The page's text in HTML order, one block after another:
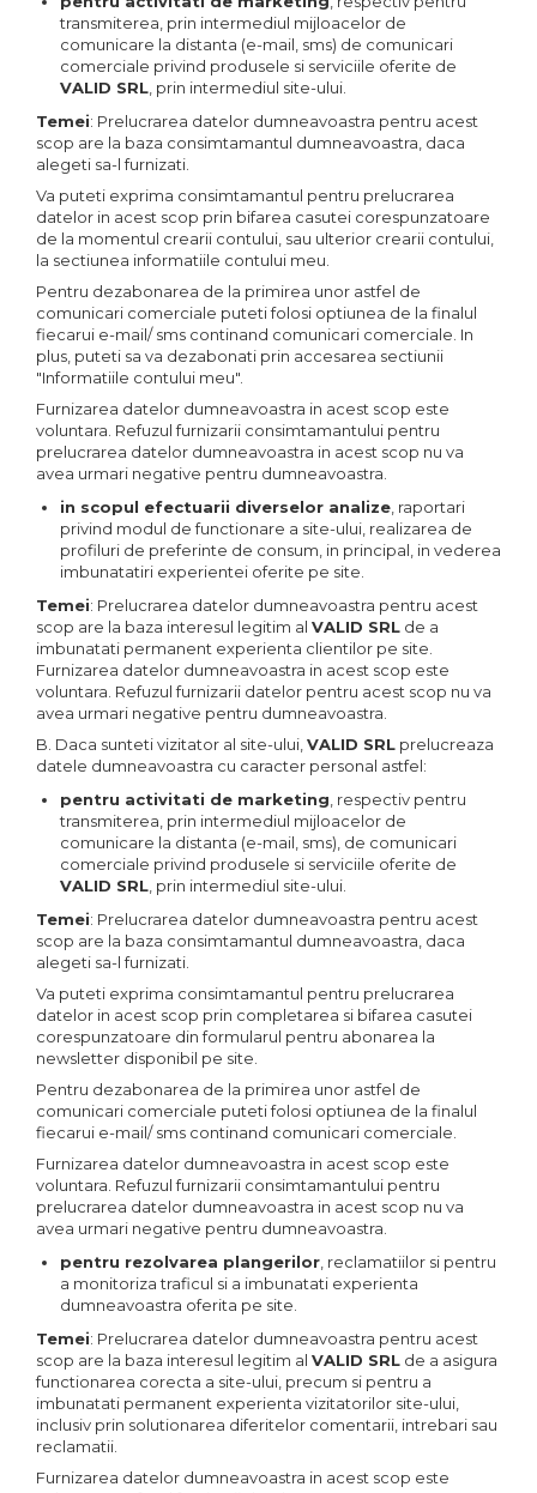
transmiterea, prin intermediul mijloacelor de
comunicare la distanta (e-mail, sms) de comunicari
comerciale privind produsele si serviciile oferite de
VALID SRL , prin intermediul site-ului.
Temei: Prelucrarea datelor dumneavoastra pentru acest
scop are la baza consimtamantul dumneavoastra, daca
alegeti sa-l furnizati.
Va puteti exprima consimtamantul pentru prelucrarea
datelor in acest scop prin bifarea casutei corespunzatoare
de la momentul crearii contului, sau ulterior crearii contului,
la sectiunea informatiile contului meu.
Pentru dezabonarea de la primirea unor astfel de
comunicari comerciale puteti folosi optiunea de la finalul
fiecarui e-mail/ sms continand comunicari comerciale. In
plus, puteti sa va dezabonati prin accesarea sectiunii
"Informatiile contului meu".
Furnizarea datelor dumneavoastra in acest scop este
voluntara. Refuzul furnizarii consimtamantului pentru
prelucrarea datelor dumneavoastra in acest scop nu va
avea urmari negative pentru dumneavoastra.
in scopul efectuarii diverselor analize , raportari
privind modul de functionare a site-ului, realizarea de
profiluri de preferinte de consum, in principal, in vederea
imbunatatiri experientei oferite pe site.
Temei: Prelucrarea datelor dumneavoastra pentru acest
scop are la baza interesul legitim al VALID SRL de a
imbunatati permanent experienta clientilor pe site.
Furnizarea datelor dumneavoastra in acest scop este
voluntara. Refuzul furnizarii datelor pentru acest scop nu va
avea urmari negative pentru dumneavoastra.
B. Daca sunteti vizitator al site-ului, VALID SRL prelucreaza
datele dumneavoastra cu caracter personal astfel:
pentru activitati de marketing , respectiv pentru
transmiterea, prin intermediul mijloacelor de
comunicare la distanta (e-mail, sms), de comunicari
comerciale privind produsele si serviciile oferite de
VALID SRL , prin intermediul site-ului.
Temei: Prelucrarea datelor dumneavoastra pentru acest
scop are la baza consimtamantul dumneavoastra, daca
alegeti sa-l furnizati.
Va puteti exprima consimtamantul pentru prelucrarea
datelor in acest scop prin completarea si bifarea casutei
corespunzatoare din formularul pentru abonarea la
newsletter disponibil pe site.
Pentru dezabonarea de la primirea unor astfel de
comunicari comerciale puteti folosi optiunea de la finalul
fiecarui e-mail/ sms continand comunicari comerciale.
Furnizarea datelor dumneavoastra in acest scop este
voluntara. Refuzul furnizarii consimtamantului pentru
prelucrarea datelor dumneavoastra in acest scop nu va
avea urmari negative pentru dumneavoastra.
pentru rezolvarea plangerilor , reclamatiilor si pentru
a monitoriza traficul si a imbunatati experienta
dumneavoastra oferita pe site.
Temei: Prelucrarea datelor dumneavoastra pentru acest
scop are la baza interesul legitim al VALID SRL de a asigura
functionarea corecta a site-ului, precum si pentru a
imbunatati permanent experienta vizitatorilor site-ului,
inclusiv prin solutionarea diferitelor comentarii, intrebari sau
reclamatii.
Furnizarea datelor dumneavoastra in acest scop este